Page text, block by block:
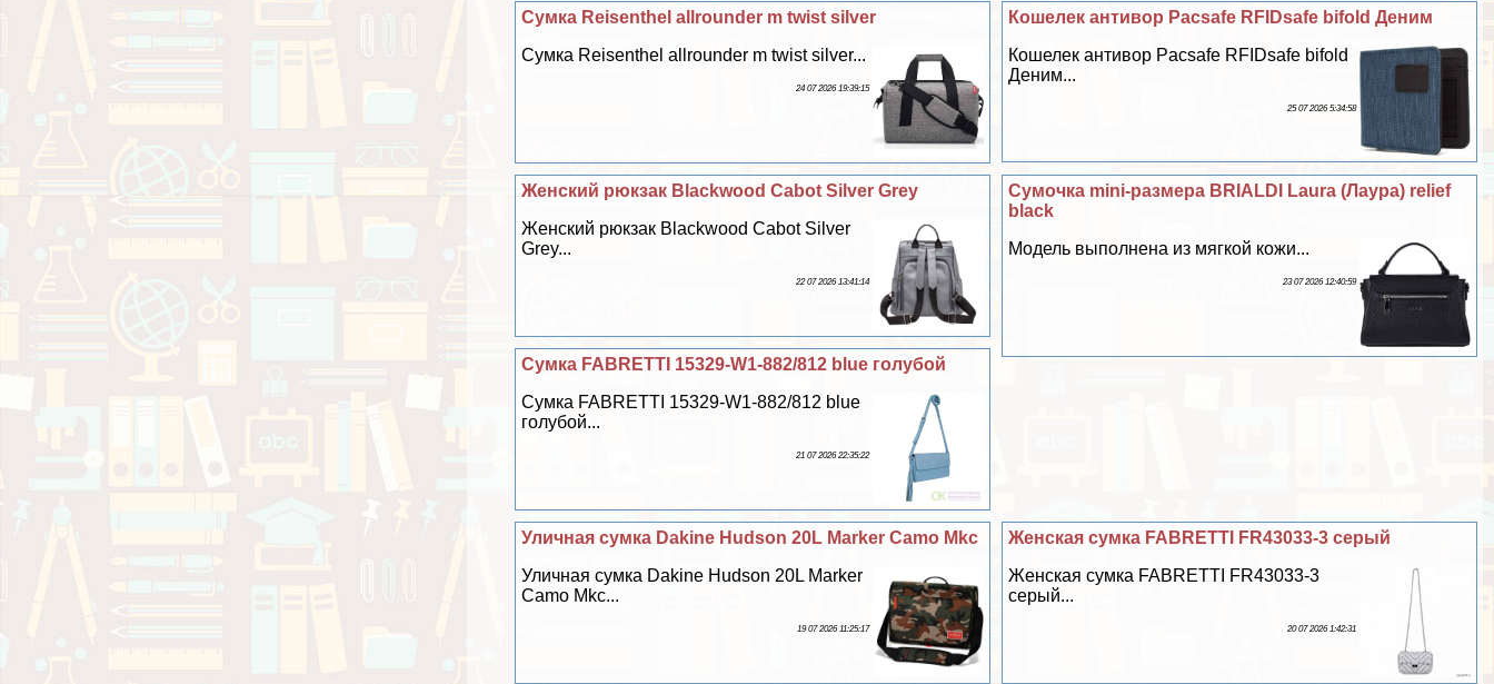
Кошелек антивор Pacsafe RFIDsafe bifold Деним
Кошелек антивор Pacsafe RFIDsafe bifold
Деним...
25 07 2026 5:34:58
Сумка Reisenthel allrounder m twist silver
Сумка Reisenthel allrounder m twist silver...
24 07 2026 19:39:15
Сумочка mini-размера BRIALDI Laura (Лаура) relief
black
Модель выполнена из мягкой кожи...
23 07 2026 12:40:59
Женский рюкзак Blackwood Cabot Silver Grey
Женский рюкзак Blackwood Cabot Silver
Grey...
22 07 2026 13:41:14
Сумка FABRETTI 15329-W1-882/812 blue гoлyбой
Сумка FABRETTI 15329-W1-882/812 blue
гoлyбой...
21 07 2026 22:35:22
Женская сумка FABRETTI FR43033-3 серый
Женская сумка FABRETTI FR43033-3
серый...
20 07 2026 1:42:31
Уличная сумка Dakine Hudson 20L Marker Camo Mkc
Уличная сумка Dakine Hudson 20L Marker
Camo Mkc...
19 07 2026 11:25:17